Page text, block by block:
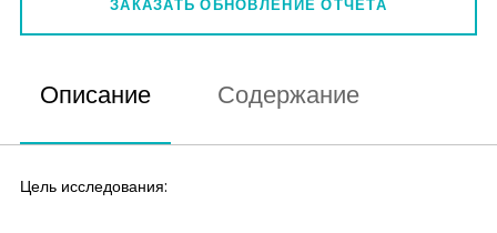
ЗАКАЗАТЬ ОБНОВЛЕНИЕ ОТЧЁТА
Описание Содержание
Цель исследования: